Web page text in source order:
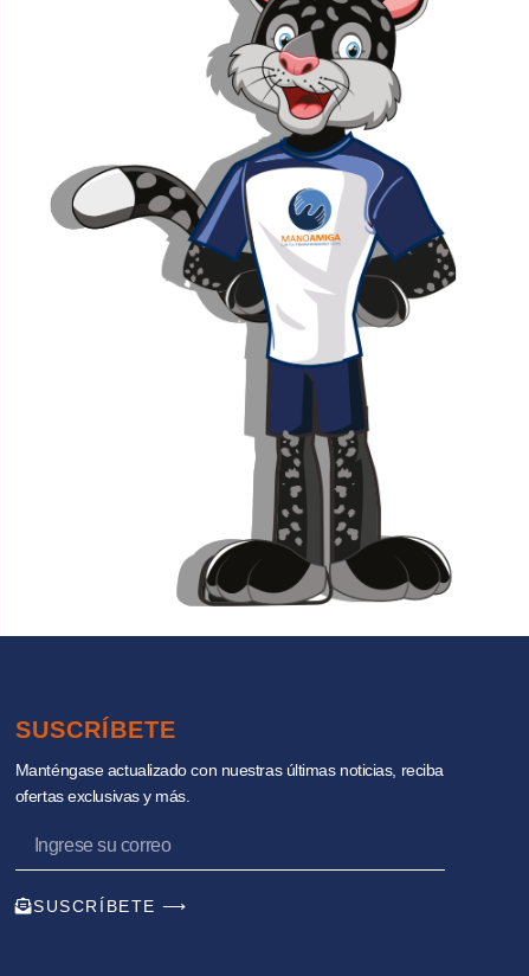
SUSCRÍBETE
Manténgase actualizado con nuestras últimas noticias, reciba
ofertas exclusivas y más.
SUSCRÍBETE ⟶